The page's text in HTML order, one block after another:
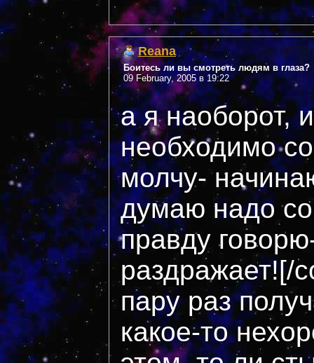
Reana
Боитесь ли вы смотреть людям в глаза?
09 February, 2005 в 19:22
а я наоборот,
необходимо
молчу-
думаю надо
правду
раздражает![/
пару раз
какое-то